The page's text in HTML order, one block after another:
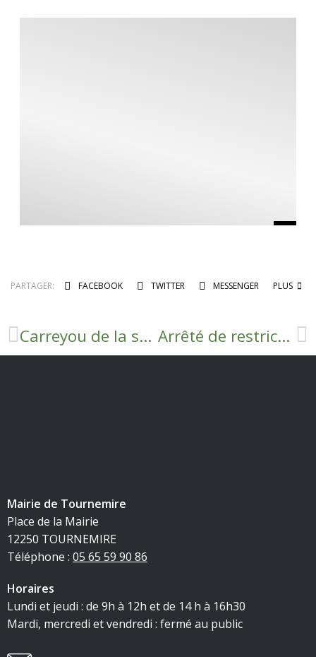
PARTAGER: FACEBOOK TWITTER MESSENGER PLUS
Carreyou de la santé Arrêté de restriction d’eau
Mairie de Tournemire
Place de la Mairie
12250 TOURNEMIRE
Téléphone : 05 65 59 90 86
Horaires
Lundi et jeudi : de 9h à 12h et de 14 h à 16h30
Mardi, mercredi et vendredi : fermé au public